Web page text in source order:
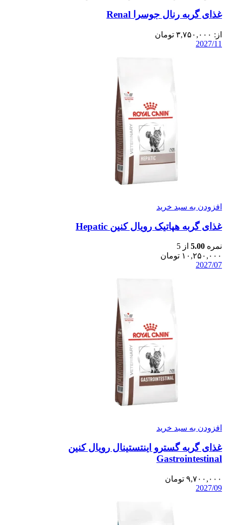
غذای گربه رنال جوسرا Renal
از: ۳,۷۵۰,۰۰۰ تومان
2027/11
افزودن به سبد خرید
غذای گربه هپاتیک رویال کنین Hepatic
نمره 5.00 از 5
۱۰,۲۵۰,۰۰۰ تومان
2027/07
افزودن به سبد خرید
غذای گربه گسترو اینتستینال رویال کنین
Gastrointestinal
۹,۷۰۰,۰۰۰ تومان
2027/09